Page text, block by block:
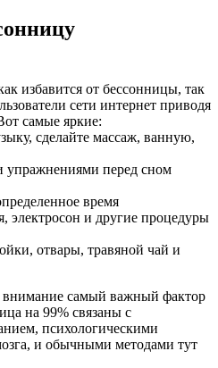
избавится от бессонницы, так
сети интернет приводя
самые яркие:
сделайте массаж, ванную,
упражнениями перед сном
время
электросон и другие процедуры
отвары, травяной чай и
внимание самый важный фактор
на 99% связаны с
психологическими
и обычными методами тут